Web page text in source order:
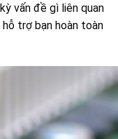
vấn đề gì liên quan
trợ bạn hoàn toàn